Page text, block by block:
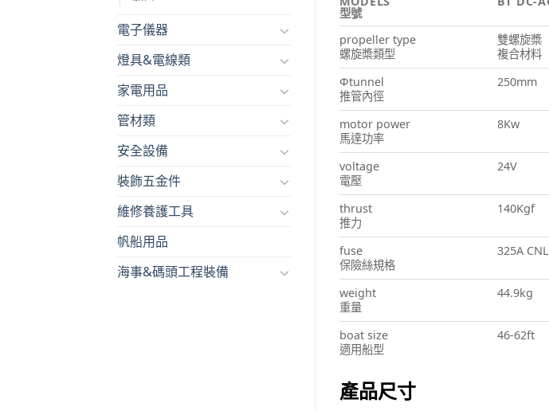
電子儀器
燈具&電線類
家電用品
管材類
安全設備
裝飾五金件
維修養護工具
帆船用品
海事&碼頭工程裝備
型號
propeller type
螺旋槳類型
雙螺旋槳
複合材料
Φtunnel
推管內徑
250mm
motor power
馬達功率
8Kw
voltage
電壓
24V
thrust
推力
140Kgf
fuse
保險絲規格
325A
weight
重量
44.9kg
boat size
適用船型
46-62ft
產品尺寸